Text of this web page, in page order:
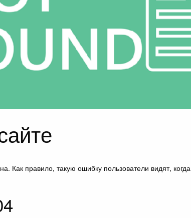
Как правило, такую ошибку пользователи видят, когда